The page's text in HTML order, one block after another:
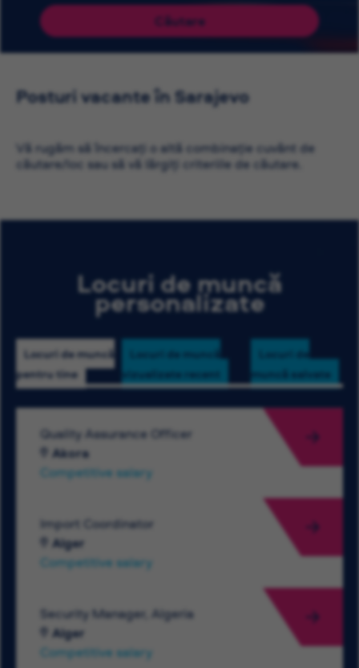
Căutare
Posturi vacante în Sarajevo
Vă rugăm să încercați o altă combinație cuvânt de
căutare/loc sau să vă lărgiți criteriile de căutare.
Locuri de muncă
personalizate
Locuri de muncă
pentru tine
Locuri de muncă
vizualizate recent
Locuri de
muncă salvate
Quality Assurance Officer
Akora
Competitive salary
Import Coordinator
Alger
Competitive salary
Security Manager, Algeria
Alger
Competitive salary